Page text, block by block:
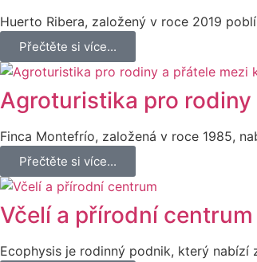
Huerto Ribera, založený v roce 2019
Přečtěte si více...
Agroturistika pro
Finca Montefrío, založená v roce 1985,
Přečtěte si více...
Včelí a přírodní centrum
Ecophysis je rodinný podnik, který